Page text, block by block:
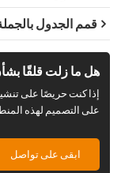
قمم الجدول
هل ما زلت قلقًا
إذا كنت حريصًا على
على التصميم لهذه
ابقى على تواصل